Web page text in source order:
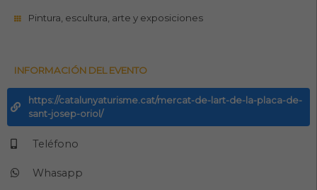
Pintura, escultura, arte y exposiciones
INFORMACIÓN DEL EVENTO
https://catalunyaturisme.cat/mercat-de-lart-de-la-placa-de-
sant-josep-oriol/
Teléfono
Whasapp